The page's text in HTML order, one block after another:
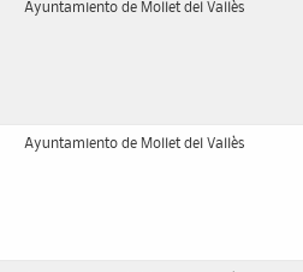
Ayuntamiento de Mollet del Vallès
Ayuntamiento de Mollet del Vallès